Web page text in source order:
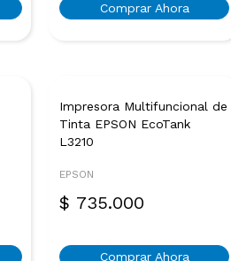
Comprar Ahora
Impresora Multifuncional de
Tinta EPSON EcoTank
L3210
EPSON
$ 735.000
Comprar Ahora